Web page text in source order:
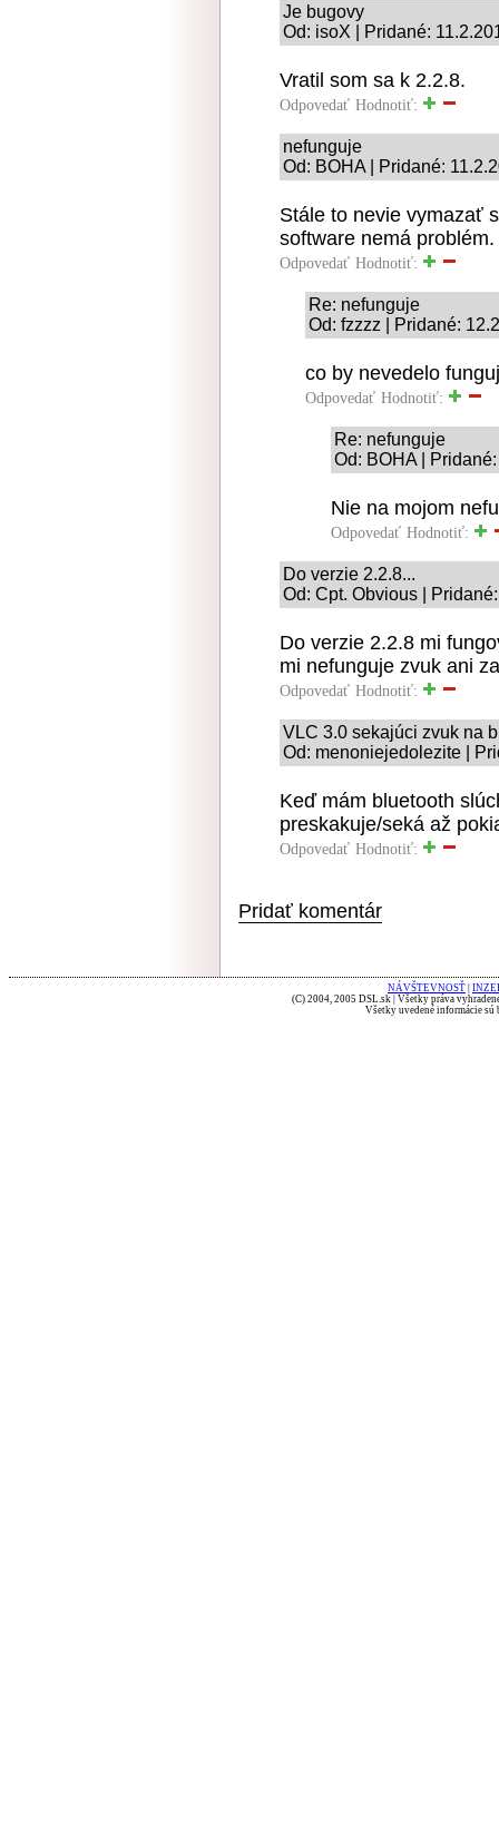
Je bugovy
Od: isoX | Pridané:
Vratil som sa k 2.2.8.
Odpovedať Hodnotiť:
nefunguje
Od: BOHA | Pridané:
Stále to nevie vymazať
software nemá problém.
Odpovedať Hodnotiť:
Re: nefunguje
Od: fzzzz | Pridané:
co by nevedelo
Odpovedať Hodnotiť:
Re: nefunguje
Od: BOHA |
Nie na mojom
Odpovedať Hodnotiť:
Do verzie 2.2.8...
Od: Cpt. Obvious |
Do verzie 2.2.8 mi
mi nefunguje zvuk ani
Odpovedať Hodnotiť:
VLC 3.0 sekajúci zvuk na
Od: menoniejedolezite |
Keď mám bluetooth
preskakuje/seká až
Odpovedať Hodnotiť:
Pridať komentár
NÁVŠTEVNOSŤ
(C) 2004, 2005 DSL.sk | Všetky práva
Všetky uvedené informácie sú